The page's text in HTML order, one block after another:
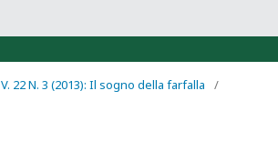
V. 22 N. 3 (2013): Il sogno della farfalla
/